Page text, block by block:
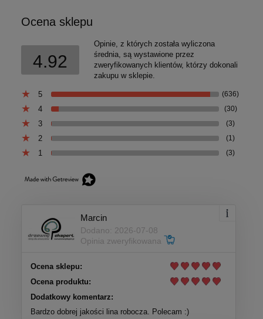
Ocena sklepu
4.92
Opinie, z których została wyliczona
średnia, są wystawione przez
zweryfikowanych klientów, którzy dokonali
zakupu w sklepie.
5 (636)
4 (30)
3 (3)
2 (1)
1 (3)
Marcin
Dodano: 2026-07-08
Opinia zweryfikowana
Ocena sklepu:
Ocena produktu:
Dodatkowy komentarz:
Bardzo dobrej jakości lina robocza. Polecam :)